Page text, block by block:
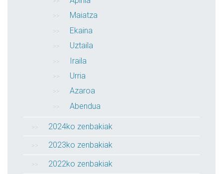
Maiatza
Ekaina
Uztaila
Iraila
Urria
Azaroa
Abendua
2024ko zenbakiak
2023ko zenbakiak
2022ko zenbakiak